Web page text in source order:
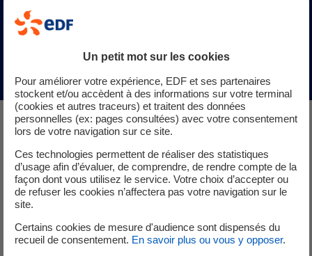
Nouvelle borne de paiement
interactive EDF à Saint-Martin !
Ce moyen de paiement sécurisé permet de régler
sa facture en espèces ou par carte bancaire en
toute simplicité.
Cinq bornes de paiement interactives sont actuellement
Un petit mot sur les cookies
Pour améliorer votre expérience, EDF et ses partenaires
stockent et/ou accèdent à des informations sur votre terminal
(cookies et autres traceurs) et traitent des données
personnelles (ex: pages consultées) avec votre consentement
lors de votre navigation sur ce site.
Ces technologies permettent de réaliser des statistiques
d’usage afin d’évaluer, de comprendre, de rendre compte de la
façon dont vous utilisez le service. Votre choix d’accepter ou
de refuser les cookies n’affectera pas votre navigation sur le
site.
Certains cookies de mesure d'audience sont dispensés du
recueil de consentement. En savoir plus ou vous y opposer.